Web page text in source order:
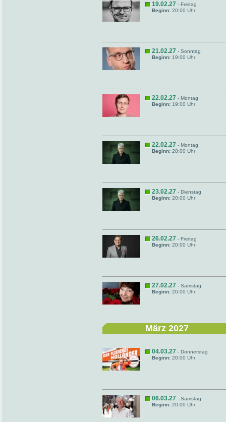
19.02.27 - Freitag
Beginn: 20:00 Uhr
21.02.27 - Sonntag
Beginn: 19:00 Uhr
22.02.27 - Montag
Beginn: 19:00 Uhr
22.02.27 - Montag
Beginn: 20:00 Uhr
23.02.27 - Dienstag
Beginn: 20:00 Uhr
26.02.27 - Freitag
Beginn: 20:00 Uhr
27.02.27 - Samstag
Beginn: 20:00 Uhr
März 2027
04.03.27 - Donnerstag
Beginn: 20:00 Uhr
06.03.27 - Samstag
Beginn: 20:00 Uhr